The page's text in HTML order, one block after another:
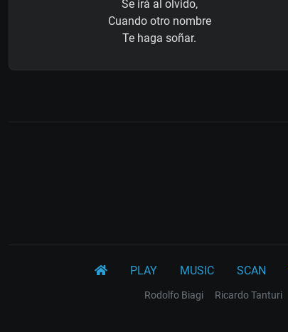
Se irá al olvido,
Cuando otro nombre
Te haga soñar.
PLAY MUSIC SCAN
Rodolfo Biagi Ricardo Tanturi